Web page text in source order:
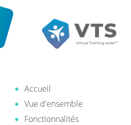
Accueil
Vue d'ensemble
Fonctionnalités